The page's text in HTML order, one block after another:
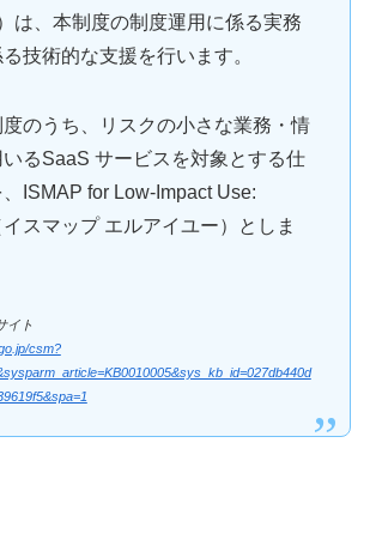
は、本制度の制度運用に係る実務
技術的な支援を行います。
のうち、リスクの小さな業務・情
るSaaS サービスを対象とする仕
ISMAP for Low-Impact Use:
イスマップ エルアイユー）としま
イト
csm?